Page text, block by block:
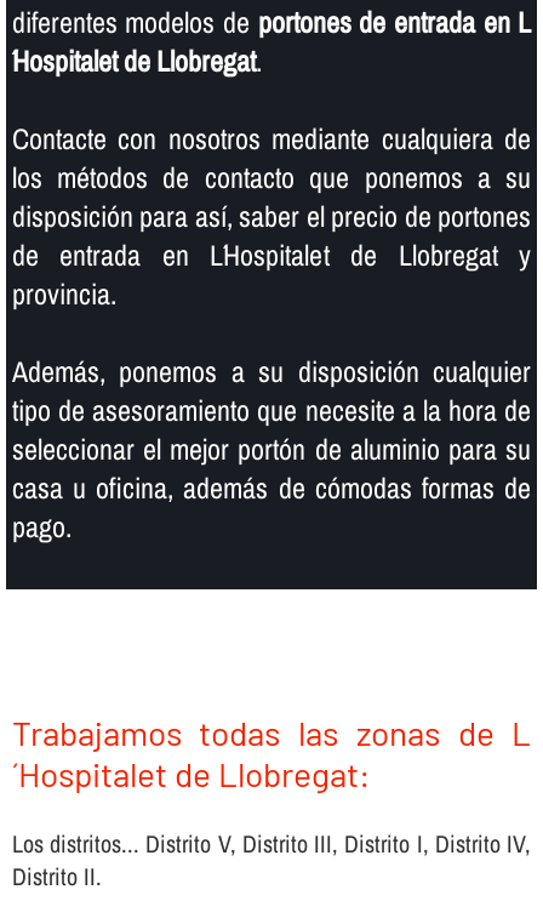
diferentes modelos de portones de entrada en L
´Hospitalet de Llobregat.
Contacte con nosotros mediante cualquiera de
los métodos de contacto que ponemos a su
disposición para así­, saber el precio de portones
de entrada en L´Hospitalet de Llobregat y
provincia.
Además, ponemos a su disposición cualquier
tipo de asesoramiento que necesite a la hora de
seleccionar el mejor portón de aluminio para su
casa u oficina, además de cómodas formas de
pago.
Trabajamos todas las zonas de L
´Hospitalet de Llobregat:
Los distritos... Distrito V, Distrito III, Distrito I, Distrito IV,
Distrito II.